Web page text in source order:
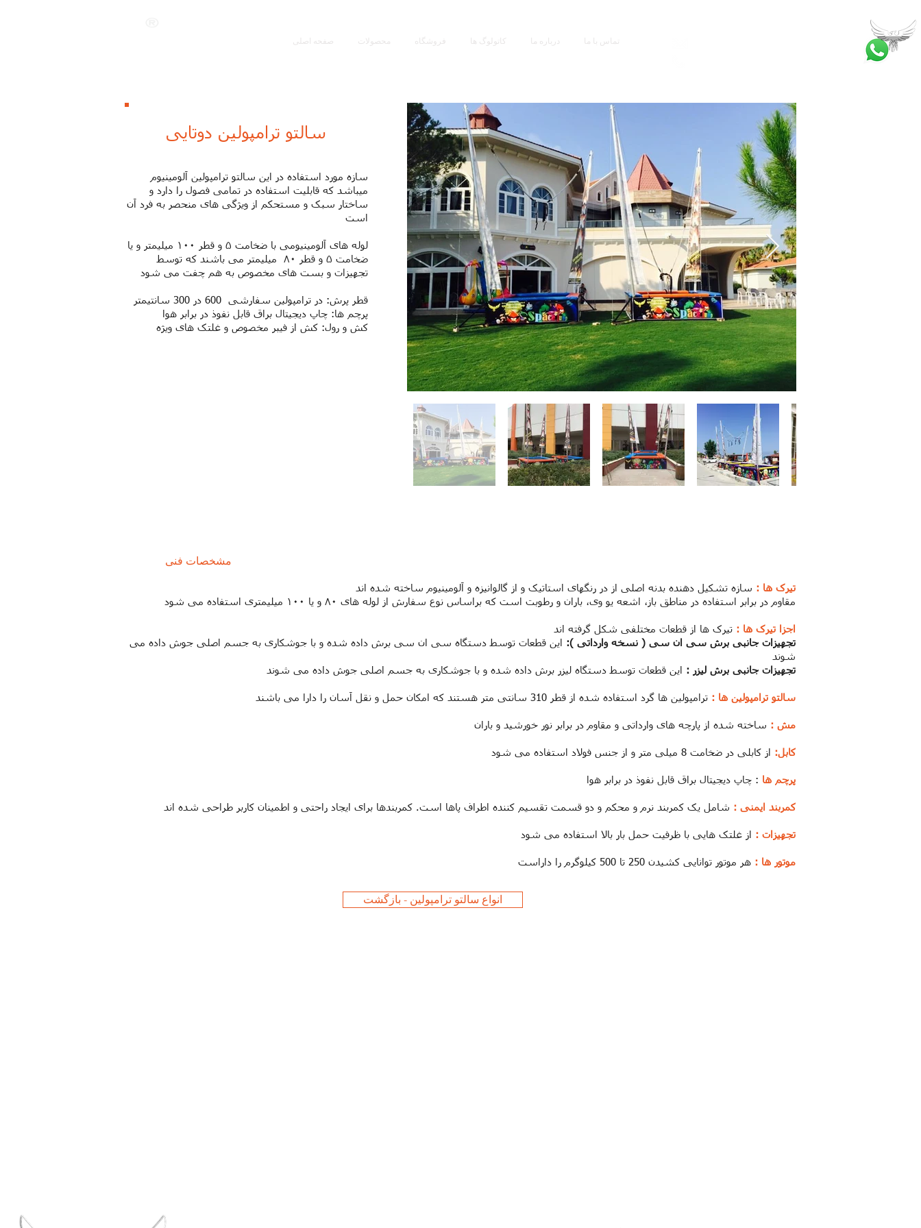
صفحه اصلی محصولات فروشگاه کاتولوگ ها درباره ما تماس با ما
سالتو ترامپولین دوتایی
سازه مورد استفاده در این سالتو ترامپولین آلومینیوم
میباشد که قابلیت استفاده در تمامی فصول را دارد و
ساختار سبک و مستحکم از ویژگی های منحصر به فرد آن
است
لوله های آلومینیومی با ضخامت ۵ و قطر ۱۰۰ میلیمتر و یا
ضخامت ۵ و قطر ۸۰ میلیمتر می باشند که توسط
تجهیزات و بست های مخصوص به هم چفت می شود
قطر پرش: در ترامپولین سفارشی 600 در 300 سانتیمتر
پرچم ها: چاپ دیجیتال براق قابل نفوذ در برابر هوا
کش و رول: کش از فیبر مخصوص و غلتک های ویژه
مشخصات فنی
تیرک ها : سازه تشکیل دهنده بدنه اصلی از در رنگهای استاتیک و از گالوانیزه و آلومینیوم ساخته شده اند
مقاوم در برابر استفاده در مناطق باز، اشعه یو وی، باران و رطوبت است که براساس نوع سفارش از لوله های ۸۰ و یا ۱۰۰ میلیمتری استفاده می شود
اجزا تیرک ها : تیرک ها از قطعات مختلفی شکل گرفته اند
تجهیزات جانبی برش سی ان سی ( نسخه وارداتی ): این قطعات توسط دستگاه سی ان سی برش داده شده و با جوشکاری به جسم اصلی جوش داده می
شوند
تجهیزات جانبی برش لیزر : این قطعات توسط دستگاه لیزر برش داده شده و با جوشکاری به جسم اصلی جوش داده می شوند
سالتو ترامپولین ها : ترامپولین ها گرد استفاده شده از قطر 310 سانتی متر هستند که امکان حمل و نقل آسان را دارا می باشند
مش : ساخته شده از پارچه های وارداتی و مقاوم در برابر نور خورشید و باران
کابل: از کابلی در ضخامت 8 میلی متر و از جنس فولاد استفاده می شود
پرچم ها : چاپ دیجیتال براق قابل نفوذ در برابر هوا
کمربند ایمنی : شامل یک کمربند نرم و محکم و دو قسمت تقسیم کننده اطراف پاها است. کمربندها برای ایجاد راحتی و اطمینان کاربر طراحی شده اند
تجهیزات : از غلتک هایی با ظرفیت حمل بار بالا استفاده می شود
موتور ها : هر موتور توانایی کشیدن 250 تا 500 کیلوگرم را داراست
انواع سالتو ترامپولین - بازگشت